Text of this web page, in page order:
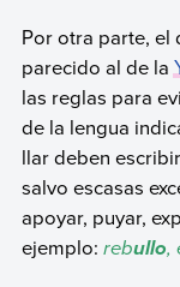
Por otra parte,
parecido al de la
las reglas para
de la lengua
llar deben
salvo escasas
apoyar, puyar,
ejemplo: rebullo,